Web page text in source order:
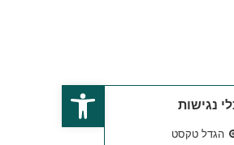
פתח סרגל נגישות